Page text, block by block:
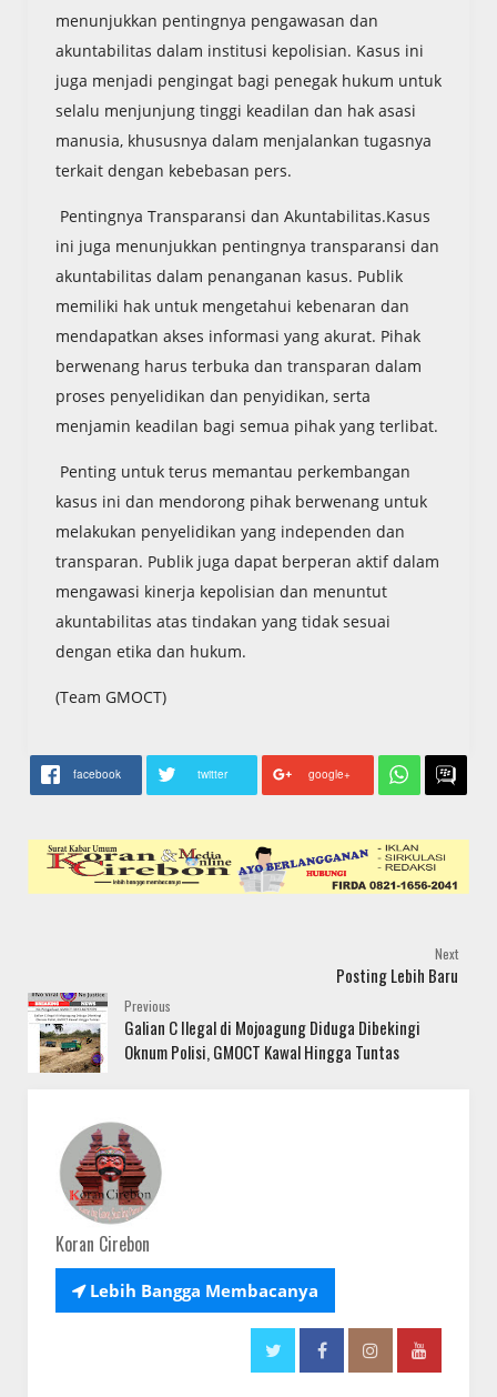
menunjukkan pentingnya pengawasan dan
akuntabilitas dalam institusi kepolisian. Kasus ini
juga menjadi pengingat bagi penegak hukum untuk
selalu menjunjung tinggi keadilan dan hak asasi
manusia, khususnya dalam menjalankan tugasnya
terkait dengan kebebasan pers.
Pentingnya Transparansi dan Akuntabilitas.Kasus
ini juga menunjukkan pentingnya transparansi dan
akuntabilitas dalam penanganan kasus. Publik
memiliki hak untuk mengetahui kebenaran dan
mendapatkan akses informasi yang akurat. Pihak
berwenang harus terbuka dan transparan dalam
proses penyelidikan dan penyidikan, serta
menjamin keadilan bagi semua pihak yang terlibat.
Penting untuk terus memantau perkembangan
kasus ini dan mendorong pihak berwenang untuk
melakukan penyelidikan yang independen dan
transparan. Publik juga dapat berperan aktif dalam
mengawasi kinerja kepolisian dan menuntut
akuntabilitas atas tindakan yang tidak sesuai
dengan etika dan hukum.
(Team GMOCT)
facebook twitter google+
Next
Posting Lebih Baru
Previous
Galian C Ilegal di Mojoagung Diduga Dibekingi
Oknum Polisi, GMOCT Kawal Hingga Tuntas
Koran Cirebon
Lebih Bangga Membacanya